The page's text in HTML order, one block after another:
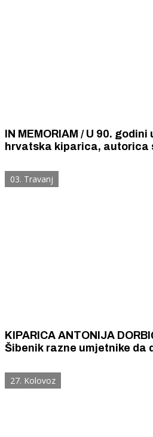
IN MEMORIAM / U 90.
hrvatska kiparica, autorica
03. Travanj
KIPARICA ANTONIJA
Šibenik razne umjetnike da
27. Kolovoz